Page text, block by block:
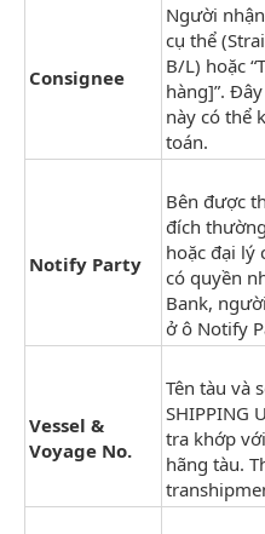
Consignee
Người
cụ thể
B/L) hoặc
hàng]”.
này có thể
toán.
Notify Party
Bên được
đích
hoặc đại lý
có quyền
Bank,
ở ô Notify
Vessel &
Voyage No.
Tên tàu và
SHIPPING
tra khớp
hãng tàu.